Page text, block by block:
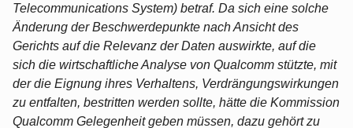
Telecommunications System) betraf. Da sich eine solche
Änderung der Beschwerdepunkte nach Ansicht des
Gerichts auf die Relevanz der Daten auswirkte, auf die
sich die wirtschaftliche Analyse von Qualcomm stützte, mit
der die Eignung ihres Verhaltens, Verdrängungswirkungen
zu entfalten, bestritten werden sollte, hätte die Kommission
Qualcomm Gelegenheit geben müssen, dazu gehört zu